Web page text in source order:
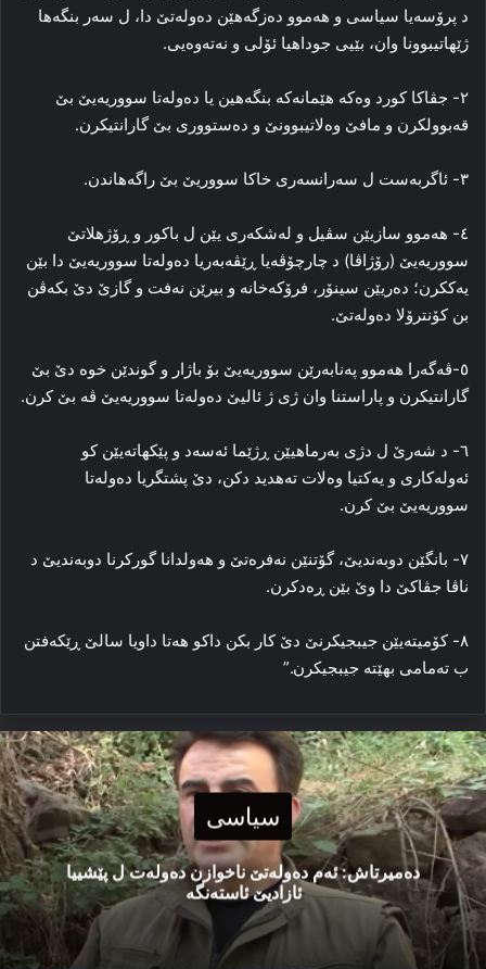
د پرۆسه‌یا سیاسی و هه‌موو ده‌زگه‌هێن ده‌وله‌تێ دا، ل سه‌ر بنگه‌ها
ژێهاتیبوونا وان، بێیی جوداهیا ئۆلی و نه‌ته‌وه‌یی.
۲- جڤاکا کورد وه‌که‌ هێمانه‌که‌ بنگه‌هین یا ده‌وله‌تا سووریه‌یێ بێ
قه‌بوولکرن و مافێ وه‌لاتیبوونێ و ده‌ستووری بێ گارانتیکرن.
۳- ئاگربه‌ست ل سه‌رانسه‌ری خاکا سووریێ بێ راگەهاندن‌.
٤- هه‌موو سازیێن سڤیل و له‌شکه‌ری یێن ل باکور و ڕۆژهلاتێ
سووریه‌یێ (رۆژاڤا) د چارچۆڤه‌یا ڕێڤه‌به‌ریا ده‌وله‌تا سووریه‌یێ دا بێن
یه‌ککرن؛ ده‌ریێن سینۆر، فرۆکه‌خانه‌ و بیرێن نه‌فت و گازێ دێ بکه‌ڤن
بن کۆنترۆلا ده‌وله‌تێ.
٥-ڤه‌گه‌را هه‌موو په‌نابه‌رێن سووریەیێ بۆ باژار و گوندێن خوه‌ دێ بێ
گارانتیکرن و پاراستنا وان ژی ژ ئالیێ ده‌وله‌تا سووریەیێ ڤه‌ بێ کرن.
٦- د شه‌رێ ل دژی به‌رماهیێن ڕ‌ژێما ئه‌سه‌د و پێکهاته‌یێن کو
ئه‌وله‌کاری و یه‌کتیا وه‌لات ته‌هدید دکن، دێ پشتگریا ده‌وله‌تا
سووریەیێ بێ کرن.
۷- بانگێن دوبه‌ندیێ، گۆتنێن نه‌فره‌تێ و هه‌ولدانا گورکرنا دوبه‌ندیێ د
ناڤا جڤاکێ دا وێ بێن ڕه‌دکرن.
۸- کۆمیته‌یێن جیبجیکرنێ دێ کار بکن داکو هه‌تا داویا سالێ ڕێکه‌فتن
ب ته‌مامی بهێتە جیبجیکرن.”
سیاسی
دەمیرتاش: ئەم دەولەتێ ناخوازن دەولەت ل پێشییا
ئازادیێ ئاستەنگە